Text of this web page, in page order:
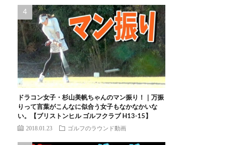
ドラコン女子・杉山美帆ちゃんのマン振り！｜万振
りって言葉がこんなに似合う女子もなかなかいな
い。【ブリストンヒル ゴルフクラブ H13-15】
2018.01.23 ゴルフのラウンド動画